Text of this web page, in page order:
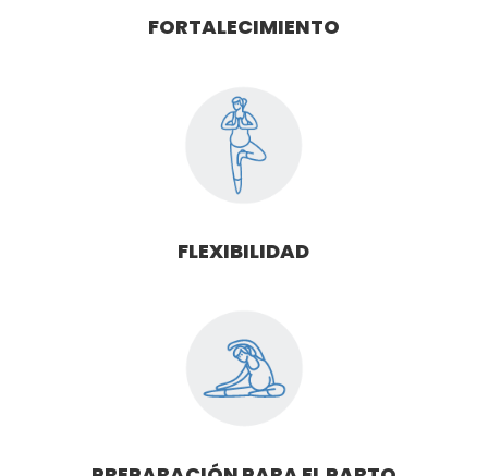
FORTALECIMIENTO
FLEXIBILIDAD